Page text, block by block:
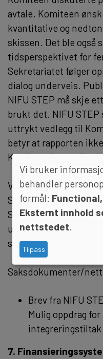
avtale. Komiteen
kvantitative og
skissen. Det ble også
tidsperspektivet for
Sekretariatet følger
dialog underveis.
NIFU STEP må skje
brukt det. NIFU
uttrykt vedlegg til
betyr at rapporten
Komiteen legger
Vedtak:
Sekretariatet følger
STEP og får lagt inn
under møtet. NIFU
sekretariatet
Saksdokumenter/
Brev fra NIFU
Mulig oppdrag
integreringstiltak
7.
Vi bruker
behandler
formål:
Eksternt innhold
nettstedet
Tilpass